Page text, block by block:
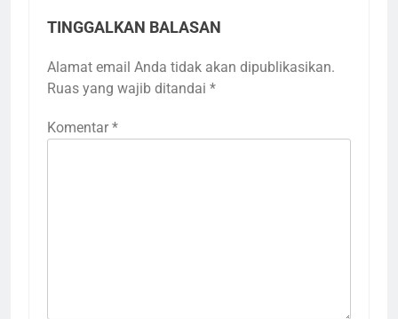
TINGGALKAN BALASAN
Alamat email Anda tidak akan dipublikasikan.
Ruas yang wajib ditandai *
Komentar *